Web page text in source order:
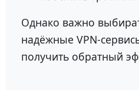
Однако важно
надёжные VPN-
получить обратный